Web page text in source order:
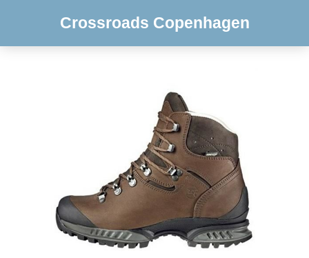
Crossroads Copenhagen